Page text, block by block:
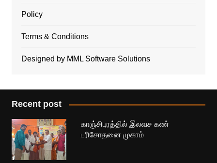
Policy
Terms & Conditions
Designed by MML Software Solutions
Recent post
காஞ்சிபுரத்தில் இலவச கண்
பரிசோதனை முகாம்